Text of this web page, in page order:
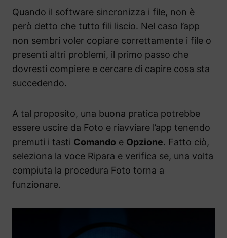
Quando il software sincronizza i file, non è
però detto che tutto fili liscio. Nel caso l’app
non sembri voler copiare correttamente i file o
presenti altri problemi, il primo passo che
dovresti compiere e cercare di capire cosa sta
succedendo.
A tal proposito, una buona pratica potrebbe
essere uscire da Foto e riavviare l’app tenendo
premuti i tasti Comando e Opzione. Fatto ciò,
seleziona la voce Ripara e verifica se, una volta
compiuta la procedura Foto torna a
funzionare.